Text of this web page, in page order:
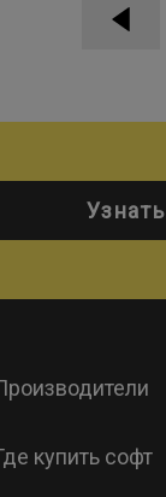
Узнать
купить софт